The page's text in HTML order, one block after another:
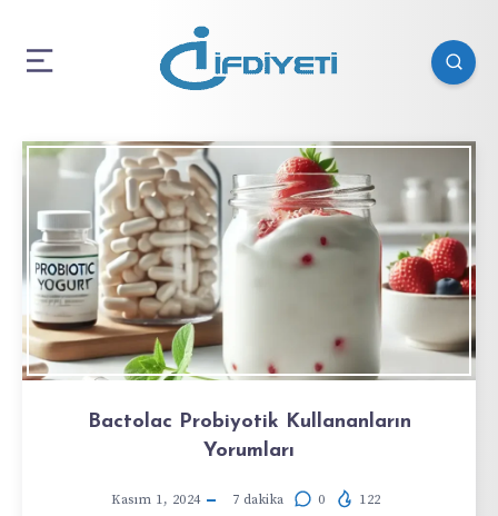
Bactolac Probiyotik Kullananların
Yorumları
Kasım 1, 2024 7 dakika 0 122